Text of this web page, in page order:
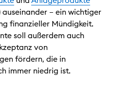
auseinander – ein wichtiger
finanzieller Mündigkeit.
soll außerdem auch
von
fördern, die in
immer niedrig ist.